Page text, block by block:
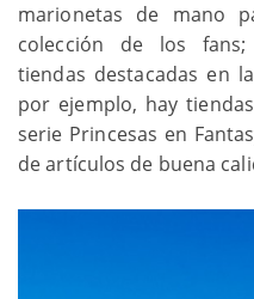
marionetas de mano
colección de los
tiendas destacadas en
por ejemplo, hay
serie Princesas en
de artículos de buena